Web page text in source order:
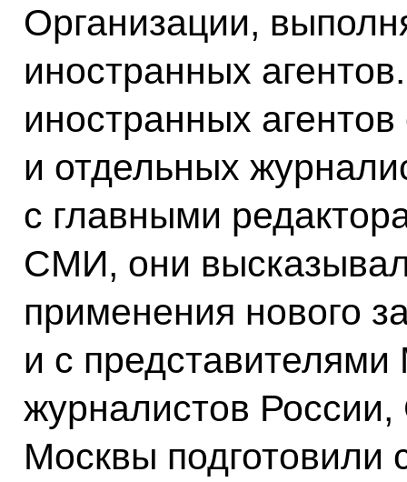
Организации,
иностранных
иностранных
и отдельных
с главными
СМИ, они
применения нового
и с
журналистов
Москвы подготовили